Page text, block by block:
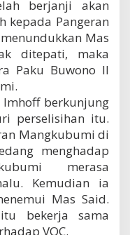
berjanji akan
kepada Pangeran
Mas
ditepati, maka
Paku Buwono II
Imhoff berkunjung
perselisihan itu.
Mangkubumi di
menghadap
merasa
Kemudian ia
Mas Said.
bekerja sama
VOC.